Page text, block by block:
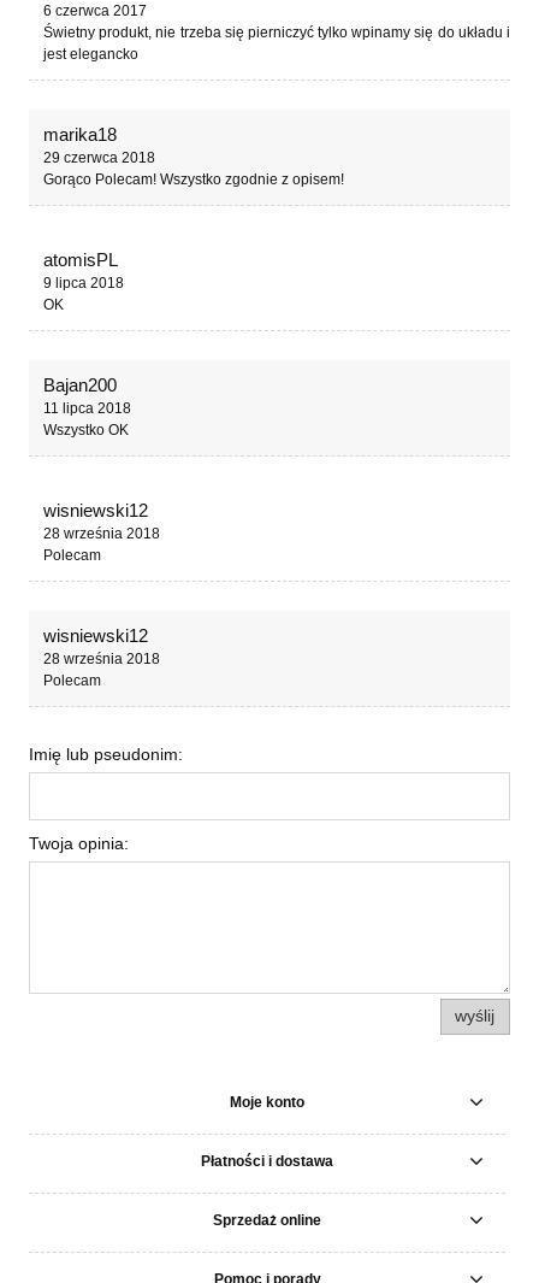
6 czerwca 2017
Świetny produkt, nie trzeba się pierniczyć tylko wpinamy się do układu i
jest elegancko
marika18
29 czerwca 2018
Gorąco Polecam! Wszystko zgodnie z opisem!
atomisPL
9 lipca 2018
OK
Bajan200
11 lipca 2018
Wszystko OK
wisniewski12
28 września 2018
Polecam
wisniewski12
28 września 2018
Polecam
Imię lub pseudonim:
Twoja opinia:
wyślij
Moje konto
Płatności i dostawa
Sprzedaż online
Pomoc i porady